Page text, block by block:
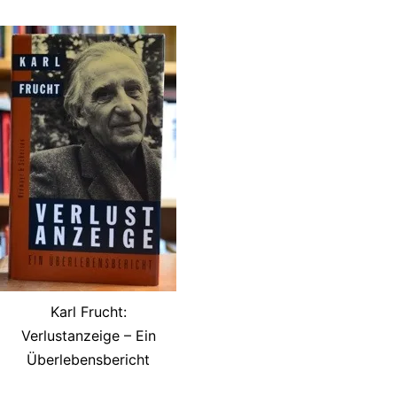
Karl Frucht:
Verlustanzeige – Ein
Überlebensbericht